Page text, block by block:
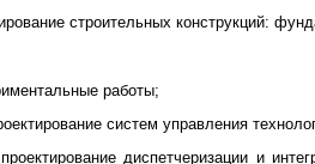
строительных конструкций:
работы;
систем управления
диспетчеризации и